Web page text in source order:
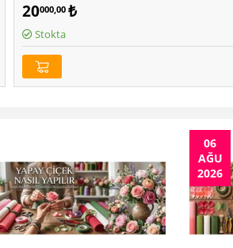
20000,00 ₺
Stokta
06
AĞU
2026